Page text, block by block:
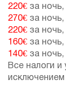
220€ за ночь,
270€ за ночь,
220€ за ночь,
160€ за ночь,
140€ за ночь,
Все налоги и
исключением